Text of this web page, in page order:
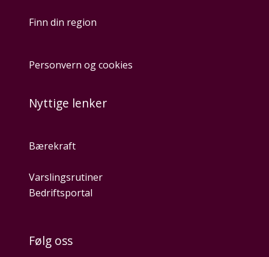
Finn din region
Personvern og cookies
Nyttige lenker
Bærekraft
Varslingsrutiner
Bedriftsportal
Følg oss